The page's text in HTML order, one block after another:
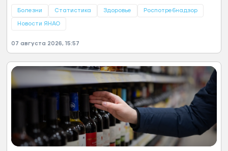
меньше, чем годом ранее, следует из доклада
Болезни Статистика Здоровье Роспотребнадзор
Новости ЯНАО
07 августа 2026, 15:57